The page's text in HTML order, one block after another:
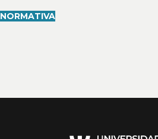
NORMATIVA